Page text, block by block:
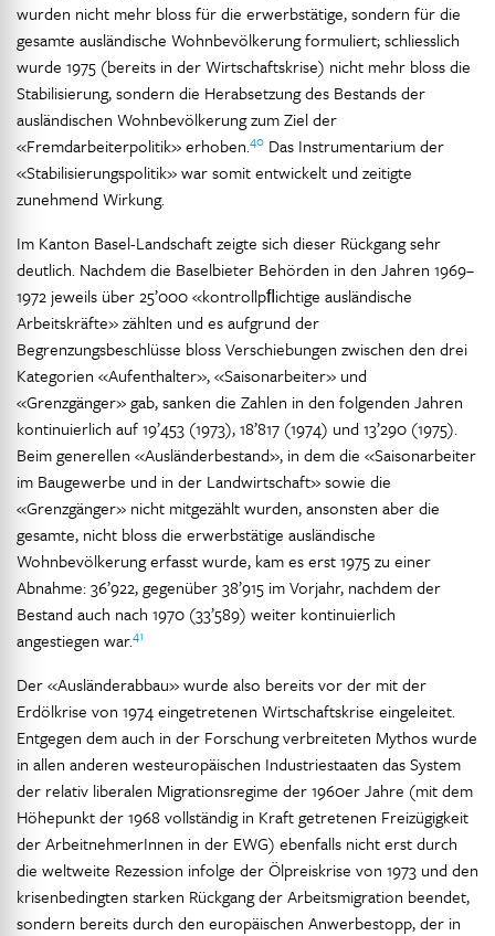
wurden nicht mehr bloss für die erwerbstätige, sondern für die
gesamte ausländische Wohnbevölkerung formuliert; schliesslich
wurde 1975 (bereits in der Wirtschaftskrise) nicht mehr bloss die
Stabilisierung, sondern die Herabsetzung des Bestands der
ausländischen Wohnbevölkerung zum Ziel der
«Fremdarbeiterpolitik» erhoben.40 Das Instrumentarium der
«Stabilisierungspolitik» war somit entwickelt und zeitigte
zunehmend Wirkung.
Im Kanton Basel-Landschaft zeigte sich dieser Rückgang sehr
deutlich. Nachdem die Baselbieter Behörden in den Jahren 1969–
1972 jeweils über 25’000 «kontrollpﬂichtige ausländische
Arbeitskräfte» zählten und es aufgrund der
Begrenzungsbeschlüsse bloss Verschiebungen zwischen den drei
Kategorien «Aufenthalter», «Saisonarbeiter» und
«Grenzgänger» gab, sanken die Zahlen in den folgenden Jahren
kontinuierlich auf 19’453 (1973), 18’817 (1974) und 13’290 (1975).
Beim generellen «Ausländerbestand», in dem die «Saisonarbeiter
im Baugewerbe und in der Landwirtschaft» sowie die
«Grenzgänger» nicht mitgezählt wurden, ansonsten aber die
gesamte, nicht bloss die erwerbstätige ausländische
Wohnbevölkerung erfasst wurde, kam es erst 1975 zu einer
Abnahme: 36’922, gegenüber 38’915 im Vorjahr, nachdem der
Bestand auch nach 1970 (33’589) weiter kontinuierlich
angestiegen war.41
Der «Ausländerabbau» wurde also bereits vor der mit der
Erdölkrise von 1974 eingetretenen Wirtschaftskrise eingeleitet.
Entgegen dem auch in der Forschung verbreiteten Mythos wurde
in allen anderen westeuropäischen Industriestaaten das System
der relativ liberalen Migrationsregime der 1960er Jahre (mit dem
Höhepunkt der 1968 vollständig in Kraft getretenen Freizügigkeit
der ArbeitnehmerInnen in der EWG) ebenfalls nicht erst durch
die weltweite Rezession infolge der Ölpreiskrise von 1973 und den
krisenbedingten starken Rückgang der Arbeitsmigration beendet,
sondern bereits durch den europäischen Anwerbestopp, der in